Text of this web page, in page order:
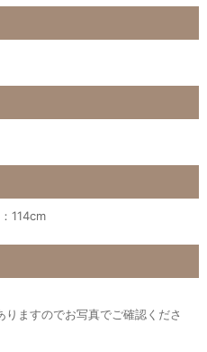
114cm
ますのでお写真でご確認くださ